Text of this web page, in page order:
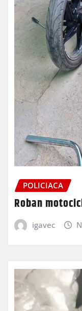
POLICIACA
Roban
igavec